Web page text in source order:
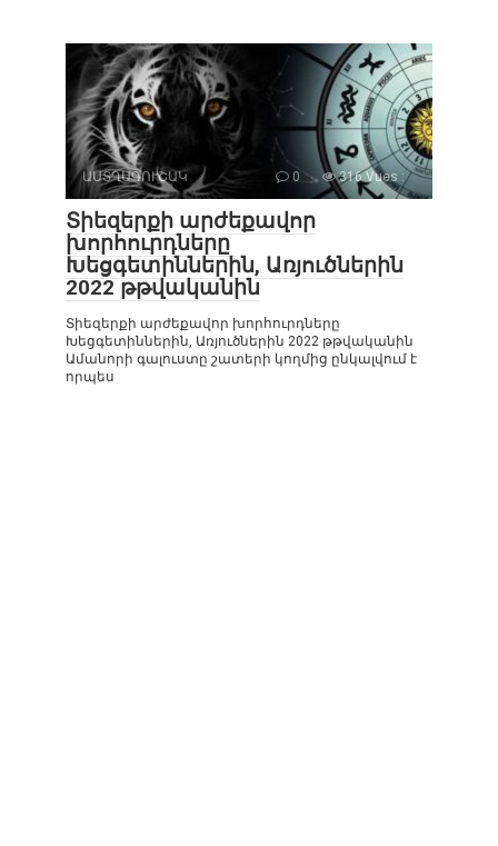
ԱՍՏՂԱԳՈՒՇԱԿ 0 316 Vues :
Տիեզերքի արժեքավոր
խորհուրդները
Խեցգետիններին, Առյուծներին
2022 թթվականին
Տիեզերքի արժեքավոր խորհուրդները
Խեցգետիններին, Առյուծներին 2022 թթվականին
Ամանորի գալուստը շատերի կողմից ընկալվում է
որպես